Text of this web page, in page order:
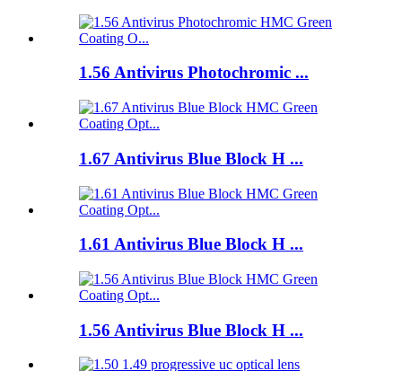
1.56 Antivirus Photochromic ...
1.67 Antivirus Blue Block H ...
1.61 Antivirus Blue Block H ...
1.56 Antivirus Blue Block H ...